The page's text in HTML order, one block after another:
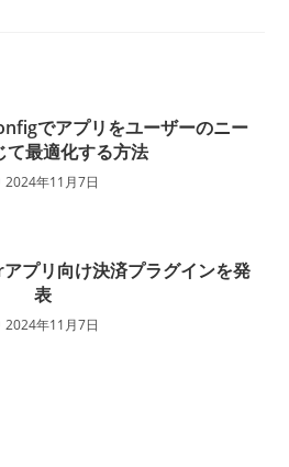
でアプリをユーザーのニー
て最適化する方法
2024年11月7日
プリ向け決済プラグインを発
表
2024年11月7日